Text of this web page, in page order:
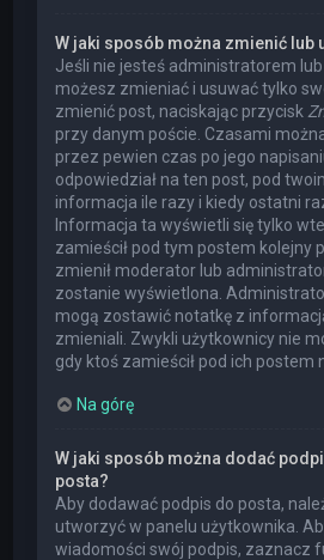
W jaki sposób można zmienić lub
Jeśli nie jesteś administratorem
możesz zmieniać i usuwać tylko
zmienić post, naciskając przycisk
przy danym poście. Czasami
przez pewien czas po jego
odpowiedział na ten post, pod
informacja ile razy i kiedy ostatni
Informacja ta wyświetli się tylko
zamieścił pod tym postem kolejny
zmienił moderator lub
zostanie wyświetlona.
mogą zostawić notatkę z
zmieniali. Zwykli użytkownicy nie
gdy ktoś zamieścił pod ich postem
Na górę
W jaki sposób można dodać
posta?
Aby dodawać podpis do posta,
utworzyć w panelu użytkownika.
wiadomości swój podpis, zaznacz